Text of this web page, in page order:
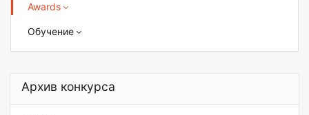
Awards
Обучение
Архив конкурса